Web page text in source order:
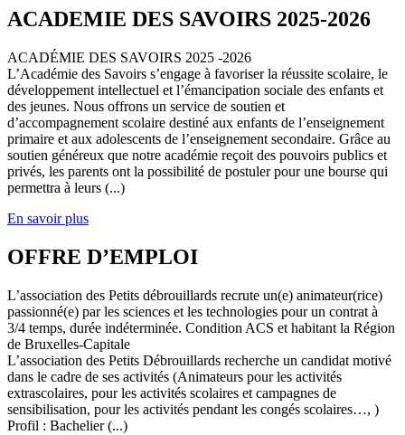
ACADEMIE DES SAVOIRS 2025-2026
ACADÉMIE DES SAVOIRS 2025 -2026
L’Académie des Savoirs s’engage à favoriser la réussite scolaire, le
développement intellectuel et l’émancipation sociale des enfants et
des jeunes. Nous offrons un service de soutien et
d’accompagnement scolaire destiné aux enfants de l’enseignement
primaire et aux adolescents de l’enseignement secondaire. Grâce au
soutien généreux que notre académie reçoit des pouvoirs publics et
privés, les parents ont la possibilité de postuler pour une bourse qui
permettra à leurs (...)
En savoir plus
OFFRE D’EMPLOI
L’association des Petits débrouillards recrute un(e) animateur(rice)
passionné(e) par les sciences et les technologies pour un contrat à
3/4 temps, durée indéterminée. Condition ACS et habitant la Région
de Bruxelles-Capitale
L’association des Petits Débrouillards recherche un candidat motivé
dans le cadre de ses activités (Animateurs pour les activités
extrascolaires, pour les activités scolaires et campagnes de
sensibilisation, pour les activités pendant les congés scolaires…, )
Profil : Bachelier (...)